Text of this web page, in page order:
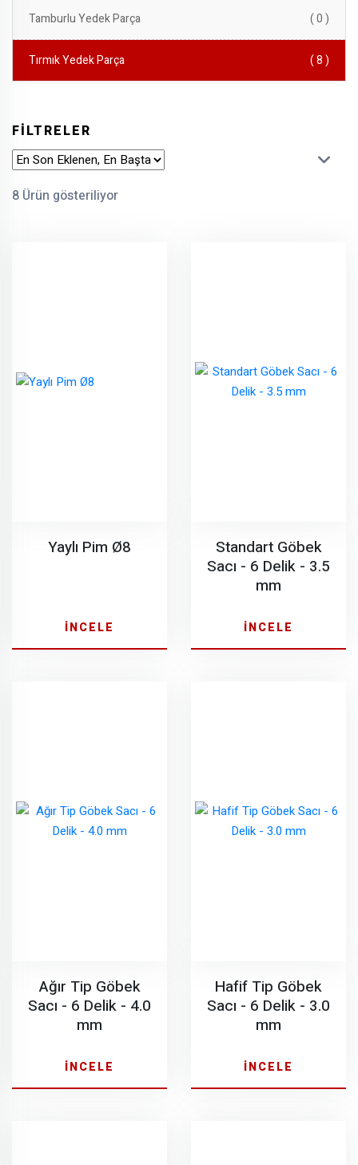
Tamburlu Yedek Parça ( 0 )
Tırmık Yedek Parça ( 8 )
FİLTRELER
8 Ürün gösteriliyor
Yaylı Pim Ø8
İNCELE
Standart Göbek
Sacı - 6 Delik - 3.5
mm
İNCELE
Ağır Tip Göbek
Sacı - 6 Delik - 4.0
mm
İNCELE
Hafif Tip Göbek
Sacı - 6 Delik - 3.0
mm
İNCELE